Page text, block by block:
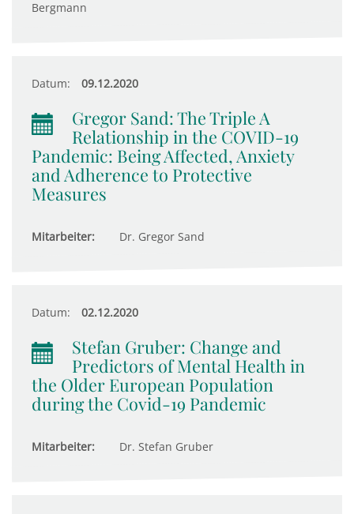
Bergmann
Datum: 09.12.2020
Gregor Sand: The Triple A
Relationship in the COVID-19
Pandemic: Being Affected, Anxiety
and Adherence to Protective
Measures
Mitarbeiter: Dr. Gregor Sand
Datum: 02.12.2020
Stefan Gruber: Change and
Predictors of Mental Health in
the Older European Population
during the Covid-19 Pandemic
Mitarbeiter: Dr. Stefan Gruber